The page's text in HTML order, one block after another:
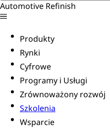
Automotive Refinish
Produkty
Rynki
Cyfrowe
Programy i Usługi
Zrównoważony rozwój
Szkolenia
Wsparcie